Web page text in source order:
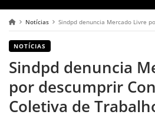
Notícias Sindpd denuncia Mercado Livre por
NOTÍCIAS
Sindpd denuncia
por descumprir
Coletiva de